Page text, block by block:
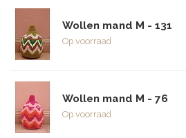
Wollen mand M - 131
Op voorraad
Wollen mand M - 76
Op voorraad